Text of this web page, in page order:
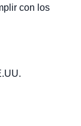
con los